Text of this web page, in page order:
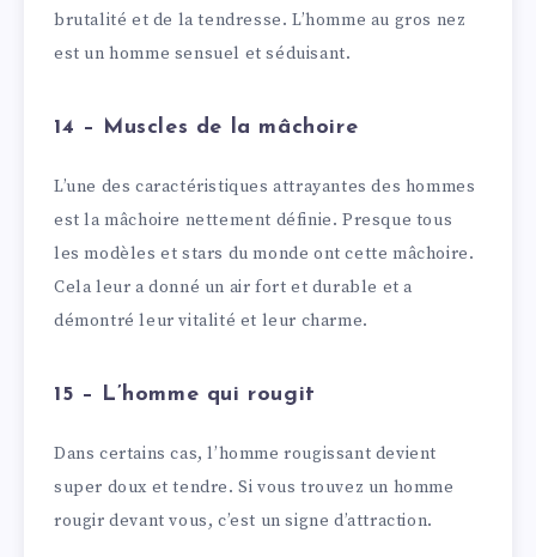
brutalité et de la tendresse. L’homme au gros nez
est un homme sensuel et séduisant.
14 – Muscles de la mâchoire
L’une des caractéristiques attrayantes des hommes
est la mâchoire nettement définie. Presque tous
les modèles et stars du monde ont cette mâchoire.
Cela leur a donné un air fort et durable et a
démontré leur vitalité et leur charme.
15 – L’homme qui rougit
Dans certains cas, l’homme rougissant devient
super doux et tendre. Si vous trouvez un homme
rougir devant vous, c’est un signe d’attraction.